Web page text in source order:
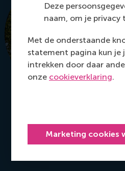
Deze
naam, om je privacy
Met de onderstaande
statement pagina kun je
intrekken door daar
onze cookieverklaring.
Marketing cookies